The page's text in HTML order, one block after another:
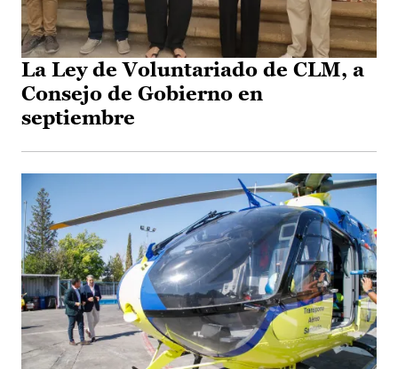
La Ley de Voluntariado de CLM, a
Consejo de Gobierno en
septiembre